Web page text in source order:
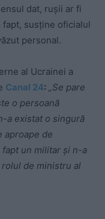
dat, rușii ar fi
susține oficialul
personal.
al Ucrainei a
Canal 24: „Se pare
o persoană
a existat o singură
aproape de
un militar și n-a
de ministru al